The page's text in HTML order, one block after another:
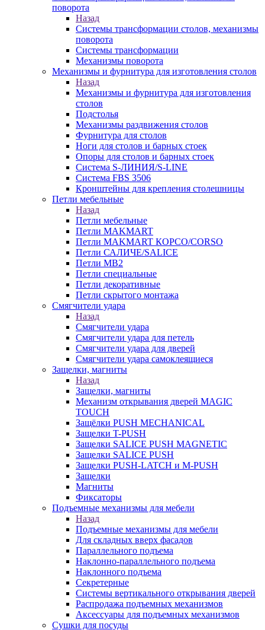
поворота
Назад
Системы трансформации столов, механизмы
поворота
Системы трансформации
Механизмы поворота
Механизмы и фурнитура для изготовления столов
Назад
Механизмы и фурнитура для изготовления
столов
Подстолья
Механизмы раздвижения столов
Фурнитура для столов
Ноги для столов и барных стоек
Опоры для столов и барных стоек
Система S-ЛИНИЯ/S-LINE
Система FBS 3506
Кронштейны для крепления столешницы
Петли мебельные
Назад
Петли мебельные
Петли MAKMART
Петли MAKMART КОРСО/CORSO
Петли САЛИЧЕ/SALICE
Петли MB2
Петли специальные
Петли декоративные
Петли скрытого монтажа
Смягчители удара
Назад
Смягчители удара
Смягчители удара для петель
Смягчители удара для дверей
Cмягчители удара самоклеящиеся
Защелки, магниты
Назад
Защелки, магниты
Механизм открывания дверей MAGIC
TOUCH
Защёлки PUSH MECHANICAL
Защелки T-PUSH
Защелки SALICE PUSH MAGNETIC
Защелки SALICE PUSH
Защелки PUSH-LATCH и M-PUSH
Защелки
Магниты
Фиксаторы
Подъемные механизмы для мебели
Назад
Подъемные механизмы для мебели
Для складных вверх фасадов
Параллельного подъема
Наклонно-параллельного подъема
Наклонного подъема
Секретерные
Системы вертикального открывания дверей
Распродажа подъемных механизмов
Аксессуары для подъемных механизмов
Сушки для посуды